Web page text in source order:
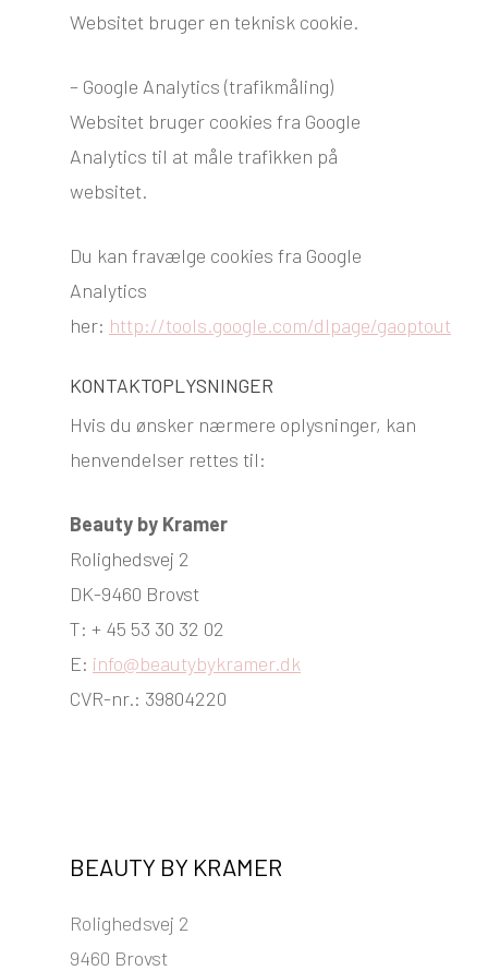
Websitet bruger en teknisk cookie.​
– Google Analytics (trafikmåling)
Websitet bruger cookies fra Google
Analytics til at måle trafikken på
websitet.​
Du kan fravælge cookies fra Google
Analytics
her: http://tools.google.com/dlpage/gaoptout
KONTAKTOPLYSNINGER
Hvis du ønsker nærmere oplysninger, kan
henvendelser rettes til:
Beauty by Kramer
Rolighedsvej 2
DK-9460 Brovst
T: + 45 53 30 32 02
E: info@beautybykramer.dk
CVR-nr.: 39804220
BEAUTY BY KRAMER
Rolighedsvej 2
9460 Brovst